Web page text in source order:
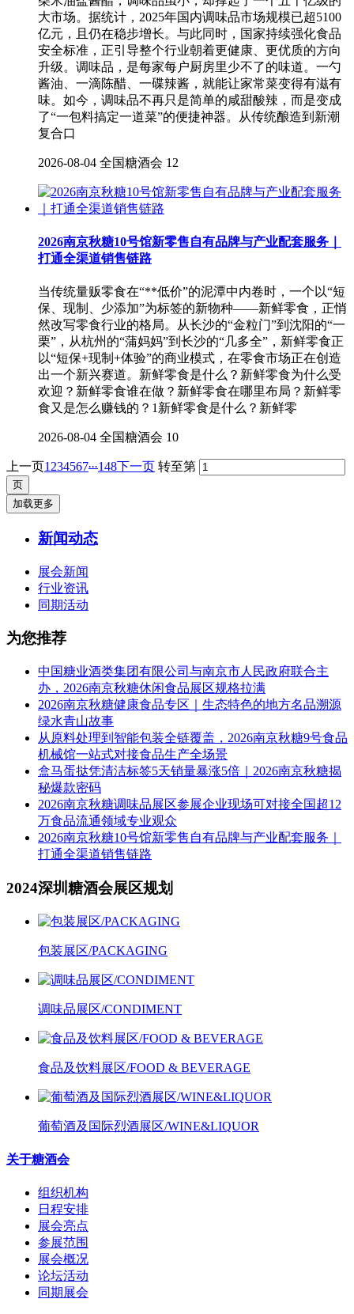
大市场。据统计，2025年国内调味品市场规模已超5100
亿元，且仍在稳步增长。与此同时，国家持续强化食品
安全标准，正引导整个行业朝着更健康、更优质的方向
升级。调味品，是每家每户厨房里少不了的味道。一勺
酱油、一滴陈醋、一碟辣酱，就能让家常菜变得有滋有
味。如今，调味品不再只是简单的咸甜酸辣，而是变成
了“一包料搞定一道菜”的便捷神器。从传统酿造到新潮
复合口
2026-08-04 全国糖酒会 12
2026南京秋糖10号馆新零售自有品牌与产业配套服务｜
打通全渠道销售链路
当传统量贩零食在“**低价”的泥潭中内卷时，一个以“短
保、现制、少添加”为标签的新物种——新鲜零食，正悄
然改写零食行业的格局。从长沙的“金粒门”到沈阳的“一
栗”，从杭州的“蒲妈妈”到长沙的“几多全”，新鲜零食正
以“短保+现制+体验”的商业模式，在零食市场正在创造
出一个新兴赛道。新鲜零食是什么？新鲜零食为什么受
欢迎？新鲜零食谁在做？新鲜零食在哪里布局？新鲜零
食又是怎么赚钱的？1新鲜零食是什么？新鲜零
2026-08-04 全国糖酒会 10
上一页1 234567...148下一页 转至第
加载更多
新闻动态
展会新闻
行业资讯
同期活动
为您推荐
中国糖业酒类集团有限公司与南京市人民政府联合主
办，2026南京秋糖休闲食品展区规格拉满
2026南京秋糖健康食品专区｜生态特色的地方名品溯源
绿水青山故事
从原料处理到智能包装全链覆盖，2026南京秋糖9号食品
机械馆一站式对接食品生产全场景
盒马蛋挞凭清洁标签5天销量暴涨5倍｜2026南京秋糖揭
秘爆款密码
2026南京秋糖调味品展区参展企业现场可对接全国超12
万食品流通领域专业观众
2026南京秋糖10号馆新零售自有品牌与产业配套服务｜
打通全渠道销售链路
2024深圳糖酒会展区规划
包装展区/PACKAGING
调味品展区/CONDIMENT
食品及饮料展区/FOOD & BEVERAGE
葡萄酒及国际烈酒展区/WINE&LIQUOR
关于糖酒会
组织机构
日程安排
展会亮点
参展范围
展会概况
论坛活动
同期展会